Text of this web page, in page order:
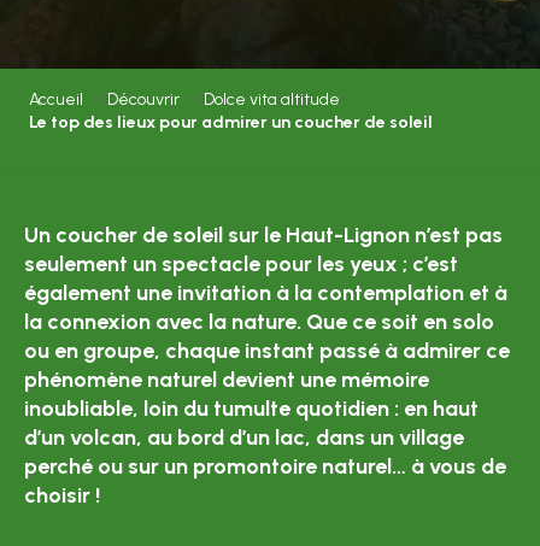
Accueil Découvrir
Dolce vita altitude
Le top des lieux pour admirer un coucher de soleil
Un coucher de soleil sur le Haut-Lignon n’est pas
seulement un spectacle pour les yeux ; c’est
également une invitation à la contemplation et à
la connexion avec la nature. Que ce soit en solo
ou en groupe, chaque instant passé à admirer ce
phénomène naturel devient une mémoire
inoubliable, loin du tumulte quotidien : en haut
d’un volcan, au bord d’un lac, dans un village
perché ou sur un promontoire naturel… à vous de
choisir !